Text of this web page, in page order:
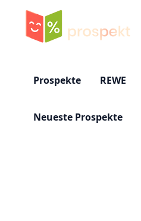
Prospekte REWE
Neueste Prospekte